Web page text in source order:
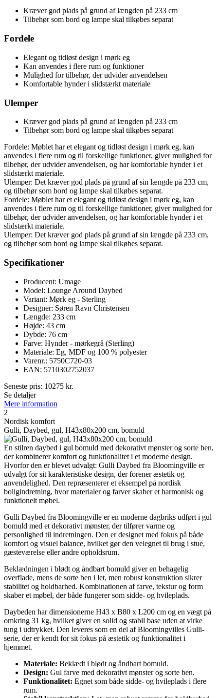
Kræver god plads på grund af længden på 233 cm
Tilbehør som bord og lampe skal tilkøbes separat
Fordele
Elegant og tidløst design i mørk eg
Kan anvendes i flere rum og funktioner
Mulighed for tilbehør, der udvider anvendelsen
Komfortable hynder i slidstærkt materiale
Ulemper
Kræver god plads på grund af længden på 233 cm
Tilbehør som bord og lampe skal tilkøbes separat
Fordele: Møblet har et elegant og tidløst design i mørk eg, kan
anvendes i flere rum og til forskellige funktioner, giver mulighed for
tilbehør, der udvider anvendelsen, og har komfortable hynder i et
slidstærkt materiale.
Ulemper: Det kræver god plads på grund af sin længde på 233 cm,
og tilbehør som bord og lampe skal tilkøbes separat.
Fordele: Møblet har et elegant og tidløst design i mørk eg, kan
anvendes i flere rum og til forskellige funktioner, giver mulighed for
tilbehør, der udvider anvendelsen, og har komfortable hynder i et
slidstærkt materiale.
Ulemper: Det kræver god plads på grund af sin længde på 233 cm,
og tilbehør som bord og lampe skal tilkøbes separat.
Specifikationer
Producent: Umage
Model: Lounge Around Daybed
Variant: Mørk eg - Sterling
Designer: Søren Ravn Christensen
Længde: 233 cm
Højde: 43 cm
Dybde: 76 cm
Farve: Hynder - mørkegrå (Sterling)
Materiale: Eg, MDF og 100 % polyester
Varenr.: 5750C720-03
EAN: 5710302752037
Seneste pris: 10275 kr.
Se detaljer
Mere information
2
Nordisk komfort
Gulli, Daybed, gul, H43x80x200 cm, bomuld
En stilren daybed i gul bomuld med dekorativt mønster og sorte ben,
der kombinerer komfort og funktionalitet i et moderne design.
Hvorfor den er blevet udvalgt: Gulli Daybed fra Bloomingville er
udvalgt for sit karakteristiske design, der forener æstetik og
anvendelighed. Den repræsenterer et eksempel på nordisk
boligindretning, hvor materialer og farver skaber et harmonisk og
funktionelt møbel.
Gulli Daybed fra Bloomingville er en moderne dagbriks udført i gul
bomuld med et dekorativt mønster, der tilfører varme og
personlighed til indretningen. Den er designet med fokus på både
komfort og visuel balance, hvilket gør den velegnet til brug i stue,
gæsteværelse eller andre opholdsrum.
Beklædningen i blødt og åndbart bomuld giver en behagelig
overflade, mens de sorte ben i let, men robust konstruktion sikrer
stabilitet og holdbarhed. Kombinationen af farve, tekstur og form
skaber et møbel, der både fungerer som sidde- og hvileplads.
Daybeden har dimensionerne H43 x B80 x L200 cm og en vægt på
omkring 31 kg, hvilket giver en solid og stabil base uden at virke
tung i udtrykket. Den leveres som en del af Bloomingvilles Gulli-
serie, der er kendt for sit fokus på æstetik og funktionalitet i
hjemmet.
Materiale: Beklædt i blødt og åndbart bomuld.
Design: Gul farve med dekorativt mønster og sorte ben.
Funktionalitet: Egnet som både sidde- og hvileplads i flere
rum.